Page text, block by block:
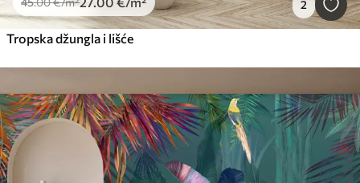
2
Tropska džungla i lišće